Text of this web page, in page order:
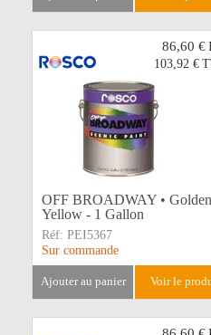
86,60 €
103,92 €
OFF BROADWAY • Golden
Yellow - 1 Gallon
Réf: PEI5367
Sur commande
ajouter au panier voir le